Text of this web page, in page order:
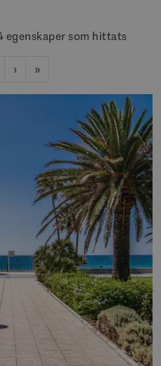
egenskaper som hittats
› »